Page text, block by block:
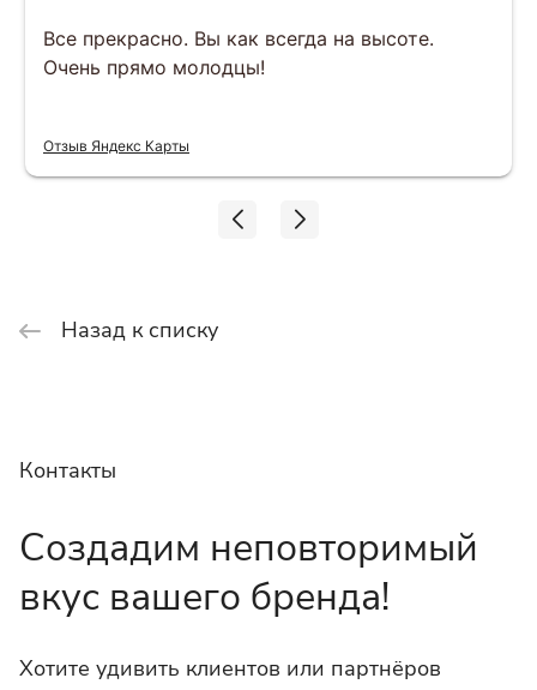
Все прекрасно. Вы как всегда на высоте.
Очень прямо молодцы!
Отзыв Яндекс Карты
Назад к списку
Контакты
Создадим неповторимый
вкус вашего бренда!
Хотите удивить клиентов или партнёров